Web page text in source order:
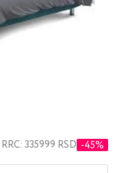
RRC: 335999 RSD -45%